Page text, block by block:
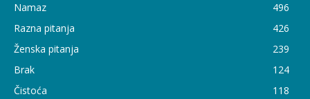
Namaz
496
Razna pitanja
426
Ženska pitanja
239
Brak
124
Čistoća
118